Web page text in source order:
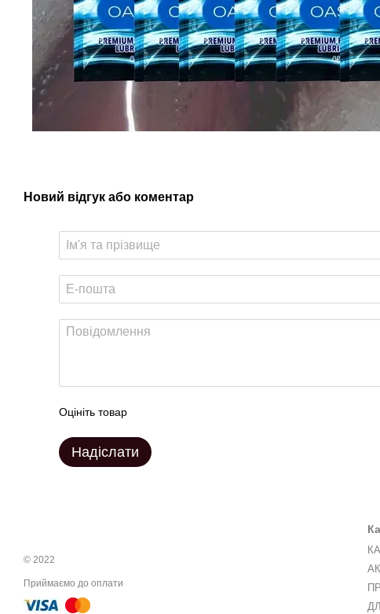
Новий відгук або коментар
Оцініть товар
Надіслати
© 2022
Приймаємо до оплати